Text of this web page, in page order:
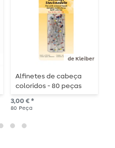
de Kleiber
Alfinetes de cabeça
coloridos - 80 peças
3,00 € *
80 Peça